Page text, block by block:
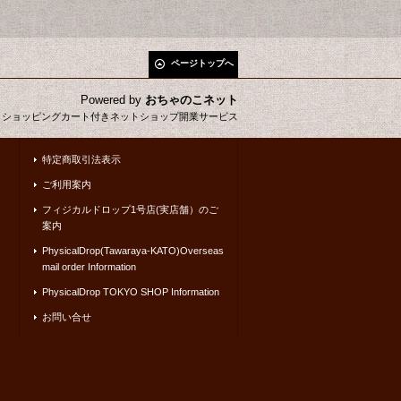
ページトップへ
Powered by おちゃのこネット
ョッピングカート付きネットショップ開業サービス
特定商取引法表示
ご利用案内
フィジカルドロップ1号店(実店舗）のご
案内
PhysicalDrop(Tawaraya-KATO)Overseas
mail order Information
PhysicalDrop TOKYO SHOP Information
お問い合せ